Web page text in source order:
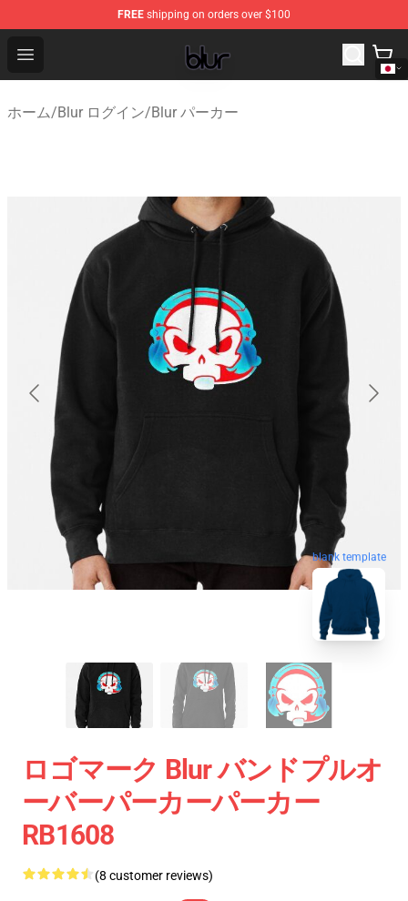
FREE shipping on orders over $100
Open menu
Blur Store - Official Blur Merchandise Shop
ホーム/Blur ログイン/Blur パーカー
blank template
ロゴマーク Blur バンドプルオ
ーバーパーカーパーカー
RB1608
(8 customer reviews)